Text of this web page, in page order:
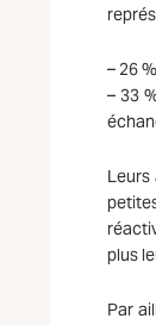
– 26
– 33
Leurs
plus
Par